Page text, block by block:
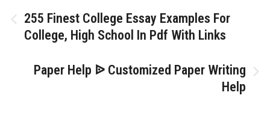
Post
navigation
255 Finest College Essay Examples For
College, High School In Pdf With Links
Paper Help ᐉ Customized Paper Writing
Help